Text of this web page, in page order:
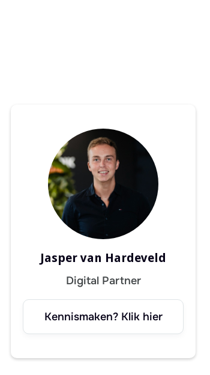
Jasper van Hardeveld
Digital Partner
Kennismaken? Klik hier